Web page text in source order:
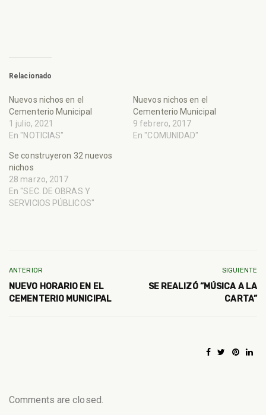
Relacionado
Nuevos nichos en el
Cementerio Municipal
1 julio, 2021
En "NOTICIAS"
Nuevos nichos en el
Cementerio Municipal
9 febrero, 2017
En "COMUNIDAD"
Se construyeron 32 nuevos
nichos
28 marzo, 2017
En "SEC. DE OBRAS Y
SERVICIOS PÚBLICOS"
ANTERIOR
NUEVO HORARIO EN EL
CEMENTERIO MUNICIPAL
SIGUIENTE
SE REALIZÓ “MÚSICA A LA
CARTA”
Comments are closed.